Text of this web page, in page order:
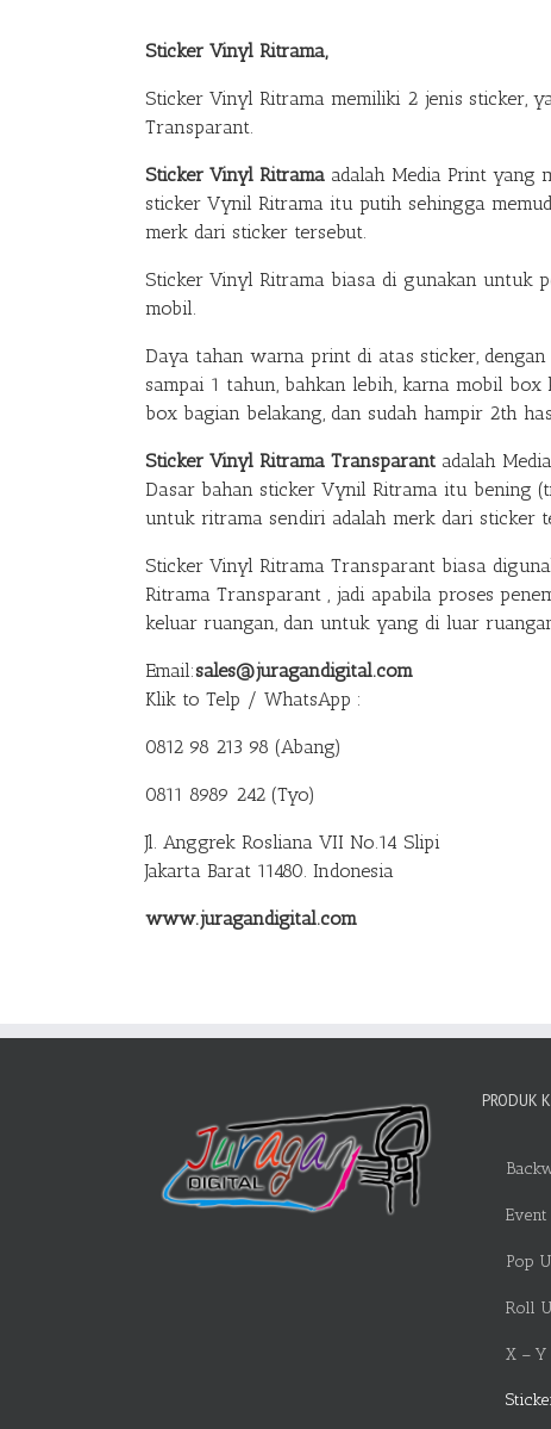
Sticker Vinyl Ritrama,
Sticker Vinyl Ritrama memiliki 2 jenis sticker,
Transparant.
Sticker Vinyl Ritrama adalah Media Print yang
sticker Vynil Ritrama itu putih sehingga
merk dari sticker tersebut.
Sticker Vinyl Ritrama biasa di gunakan untuk
mobil.
Daya tahan warna print di atas sticker,
sampai 1 tahun, bahkan lebih, karna mobil
box bagian belakang, dan sudah hampir 2th
Sticker Vinyl Ritrama Transparant adalah
Dasar bahan sticker Vynil Ritrama itu bening
untuk ritrama sendiri adalah merk dari sticker
Sticker Vinyl Ritrama Transparant biasa
Ritrama Transparant , jadi apabila proses
keluar ruangan, dan untuk yang di luar
Email:sales@juragandigital.com
Klik to Telp / WhatsApp :
0812 98 213 98 (Abang)
0811 8989 242 (Tyo)
Jl. Anggrek Rosliana VII No.14 Slipi
Jakarta Barat 11480. Indonesia
www.juragandigital.com
PRODUK
Pop
Roll
X – Y